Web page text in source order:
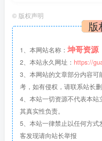
© 版权声明
版
1、本网站名称： 坤哥资源
2、本站永久网址： https://
3、本网站的文章部分内容
考，如有侵权，请联系站长删
4、本站一切资源不代表本
其真实性负责。
5、本站一律禁止以任何方
客发现请向站长举报